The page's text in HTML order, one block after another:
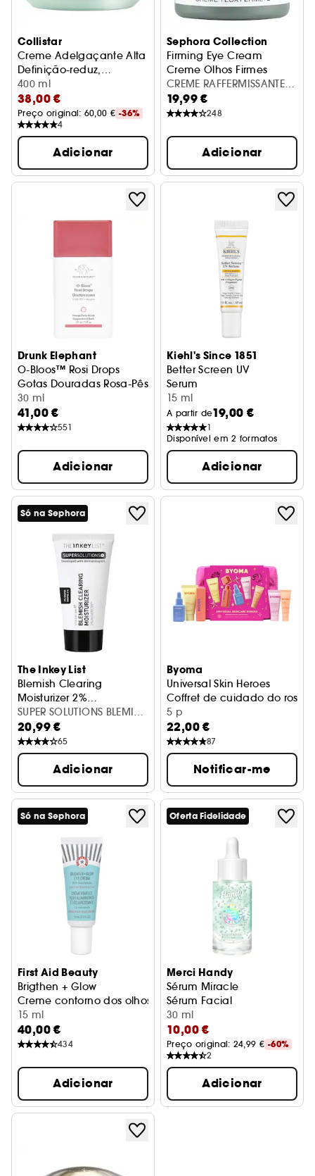
Collistar
Creme Adelgaçante Alta
Definição-reduz,
remodela e reafirma
400 ml
38,00 €
Preço original: 60,00 € -36%
4
Adicionar
Sephora Collection
Firming Eye Cream
Creme Olhos Firmes
CREME RAFFERMISSANTE
YEUX-21 20ML
19,99 €
248
Adicionar
Drunk Elephant
O-Bloos™ Rosi Drops
Gotas Douradas Rosa-Pêssego Para Uma Pele Bonita
30 ml
41,00 €
551
Adicionar
Kiehl's Since 1851
Better Screen UV
Serum
15 ml
A partir de19,00 €
1
Disponível em 2 formatos
Adicionar
Só na Sephora
The Inkey List
Blemish Clearing
Moisturizer 2%
NovoRetin™- Hidratante
SUPER SOLUTIONS BLEMISH
20,99 €
65
Adicionar
Byoma
Universal Skin Heroes
Coffret de cuidado do rosto
5 p
22,00 €
87
Notificar-me
Só na Sephora
First Aid Beauty
Brigthen + Glow
Creme contorno dos olhos iluminador com Niacinamida
15 ml
40,00 €
434
Adicionar
Oferta Fidelidade
Merci Handy
Sérum Miracle
Sérum Facial
30 ml
10,00 €
Preço original: 24,99 € -60%
2
Adicionar